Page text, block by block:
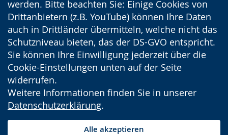
werden. Bitte beachten Sie: Einige Cookies von
Drittanbietern (z.B. YouTube) können Ihre Daten
auch in Drittländer übermitteln, welche nicht das
Schutzniveau bieten, das der DS-GVO entspricht.
Sie können Ihre Einwilligung jederzeit über die
Cookie-Einstellungen unten auf der Seite
widerrufen.
Weitere Informationen finden Sie in unserer
Datenschutzerklärung.
Alle akzeptieren